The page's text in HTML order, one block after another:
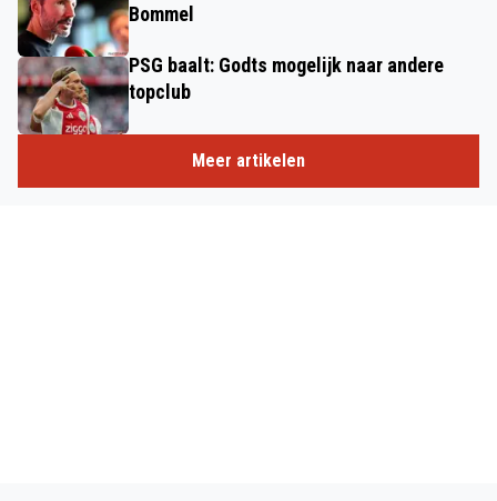
Bommel
PSG baalt: Godts mogelijk naar andere
topclub
Meer artikelen